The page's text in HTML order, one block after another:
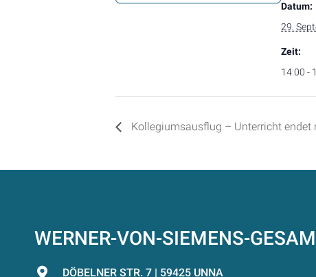
Datum:
29.
Zeit:
14:00 -
Kollegiumsausflug – Unterricht endet
WERNER-VON-SIEMENS-
DÖBELNER STR. 7 | 59425 UNNA